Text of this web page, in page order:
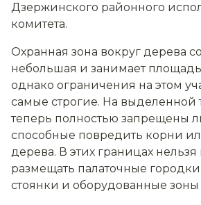
Дзержинского районного
комитета.
Охранная зона вокруг дерева
небольшая и занимает площадь
однако ограничения на этом
самые строгие. На выделенной
теперь полностью запрещены
способные повредить корни
дерева. В этих границах
размещать палаточные
стоянки и оборудованные зоны